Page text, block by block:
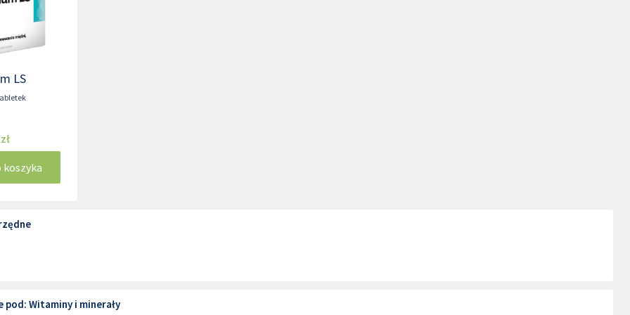
LS
koszyka
Witaminy i minerały